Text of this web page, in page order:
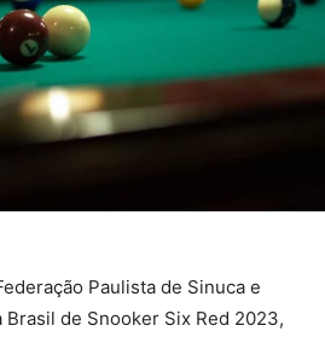
Paulista de Sinuca e
Brasil de Snooker Six Red 2023,